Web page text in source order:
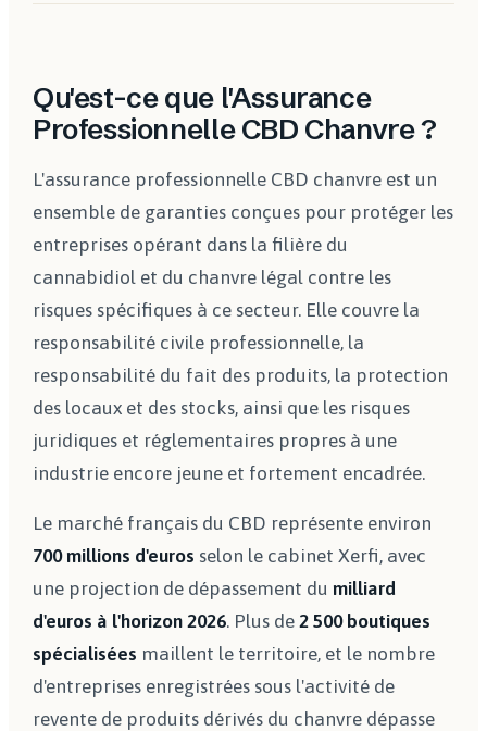
Qu'est-ce que l'Assurance
Professionnelle CBD Chanvre ?
L'assurance professionnelle CBD chanvre est un
ensemble de garanties conçues pour protéger les
entreprises opérant dans la filière du
cannabidiol et du chanvre légal contre les
risques spécifiques à ce secteur. Elle couvre la
responsabilité civile professionnelle, la
responsabilité du fait des produits, la protection
des locaux et des stocks, ainsi que les risques
juridiques et réglementaires propres à une
industrie encore jeune et fortement encadrée.
Le marché français du CBD représente environ
700 millions d'euros selon le cabinet Xerfi, avec
une projection de dépassement du milliard
d'euros à l'horizon 2026. Plus de 2 500 boutiques
spécialisées maillent le territoire, et le nombre
d'entreprises enregistrées sous l'activité de
revente de produits dérivés du chanvre dépasse